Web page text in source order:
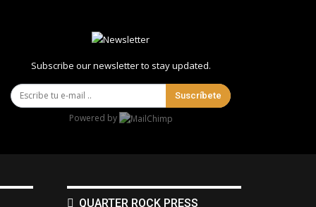
Subscribe our newsletter to stay updated.
Suscríbete
Powered by
QUARTER ROCK PRESS